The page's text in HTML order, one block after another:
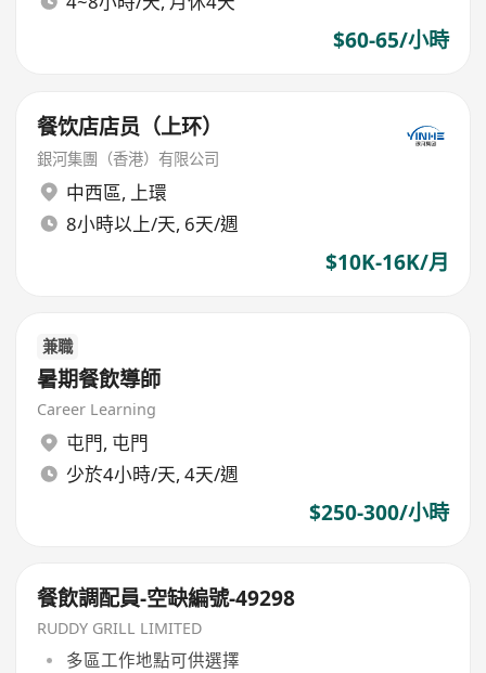
$60-65/小時
餐饮店店员（上环）
銀河集團（香港）有限公司
中西區, 上環
8小時以上/天, 6天/週
$10K-16K/月
兼職
暑期餐飲導師
Career Learning
屯門, 屯門
少於4小時/天, 4天/週
$250-300/小時
餐飲調配員-空缺編號-49298
RUDDY GRILL LIMITED
多區工作地點可供選擇